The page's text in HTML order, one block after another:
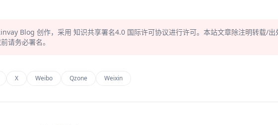
Blog 创作，采用 知识共享署名4.0 国际许可协议进行许可。本站文章除注明转载/
请务必署名。
X Weibo Qzone Weixin